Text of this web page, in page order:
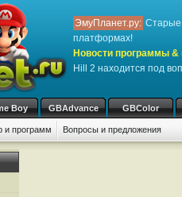
ЭмуПланет.ру: Старые
платформах!
Новости программы &
Hill 2 находится под
Boy GBAdvance GBColor
и программ Вопросы и предложения